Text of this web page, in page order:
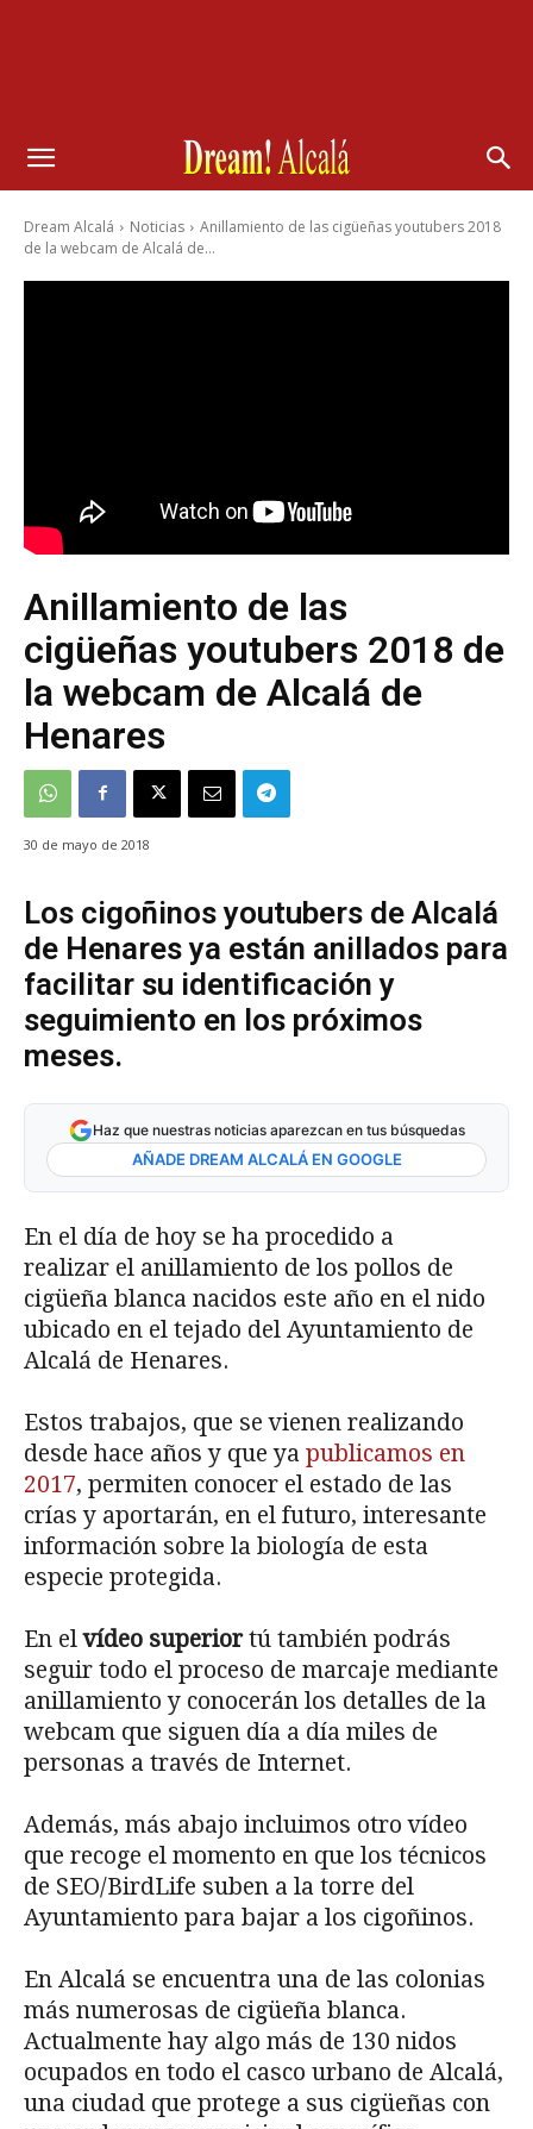
Dream Alcalá Noticias
Anillamiento de las cigüeñas youtubers 2018
de la webcam de Alcalá de...
Anillamiento de las
cigüeñas youtubers 2018 de
la webcam de Alcalá de
Henares
30 de mayo de 2018
Los cigoñinos youtubers de Alcalá
de Henares ya están anillados para
facilitar su identificación y
seguimiento en los próximos
meses.
Haz que nuestras noticias aparezcan en tus búsquedas
AÑADE DREAM ALCALÁ EN GOOGLE
En el día de hoy se ha procedido a
realizar el anillamiento de los pollos de
cigüeña blanca nacidos este año en el nido
ubicado en el tejado del Ayuntamiento de
Alcalá de Henares.
Estos trabajos, que se vienen realizando
desde hace años y que ya publicamos en
2017, permiten conocer el estado de las
crías y aportarán, en el futuro, interesante
información sobre la biología de esta
especie protegida.
En elvídeo superiortú también podrás
seguir todo el proceso de marcaje mediante
anillamiento y conocerán los detalles de la
webcam que siguen día a día miles de
personas a través de Internet.
Además, más abajo incluimos otro vídeo
que recoge el momento en que los técnicos
de SEO/BirdLife suben a la torre del
Ayuntamiento para bajar a los cigoñinos.
En Alcalá se encuentra una de las colonias
más numerosas de cigüeña blanca.
Actualmente hay algo más de 130 nidos
ocupados en todo el casco urbano de Alcalá,
una ciudad que protege a sus cigüeñas con